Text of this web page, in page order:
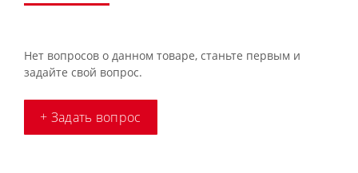
Нет вопросов о данном товаре, станьте первым и
задайте свой вопрос.
+ Задать вопрос